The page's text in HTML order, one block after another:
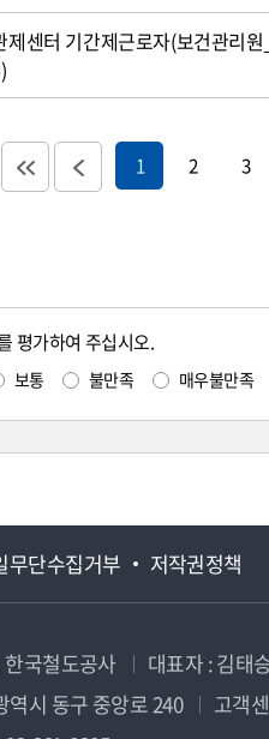
제센터 기간제근로자(보건관리
1 2 3
평가하여 주십시오.
보통 불만족 매우불만족
무단수집거부 저작권정책
한국철도공사 대표자 : 김태
역시 동구 중앙로 240
고객